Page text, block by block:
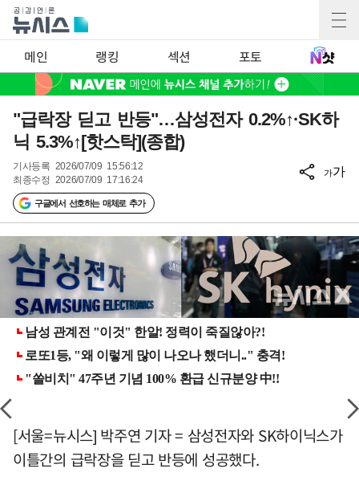
메인 랭킹 섹션 포토
"급락장 딛고 반등"…삼성전자 0.2%↑·SK하
닉 5.3%↑[핫스탁](종합)
기사등록 2026/07/09 15:56:12
최종수정 2026/07/09 17:16:24
구글에서 선호하는 매체로 추가
가가
[서울=뉴시스] 박주연 기자 = 삼성전자와 SK하이닉스가
이틀간의 급락장을 딛고 반등에 성공했다.